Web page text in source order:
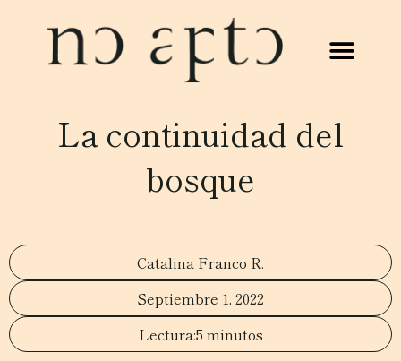
La continuidad del
bosque
Catalina Franco R.
Septiembre 1, 2022
5 minutos